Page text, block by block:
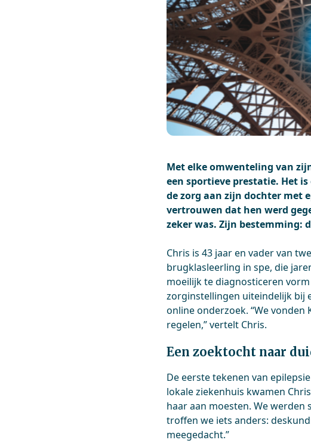
Met elke omwenteling van
een sportieve prestatie. Het
de zorg aan zijn dochter met
vertrouwen dat hen werd
zeker was. Zijn bestemming:
Chris is 43 jaar en vader van
brugklasleerling in spe, die
moeilijk te diagnosticeren
zorginstellingen uiteindelijk bij
online onderzoek. “We
regelen,” vertelt Chris.
Een zoektocht naar
De eerste tekenen van
lokale ziekenhuis kwamen
haar aan moesten. We werden
troffen we iets anders:
meegedacht.”